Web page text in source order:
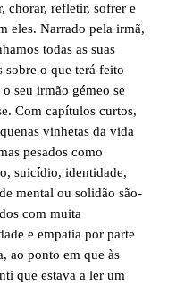
chorar, refletir, sofrer e
eles. Narrado pela irmã,
todas as suas
sobre o que terá feito
seu irmão gémeo se
Com capítulos curtos,
vinhetas da vida
pesados como
suicídio, identidade,
mental ou solidão são-
com muita
e empatia por parte
ao ponto em que às
que estava a ler um